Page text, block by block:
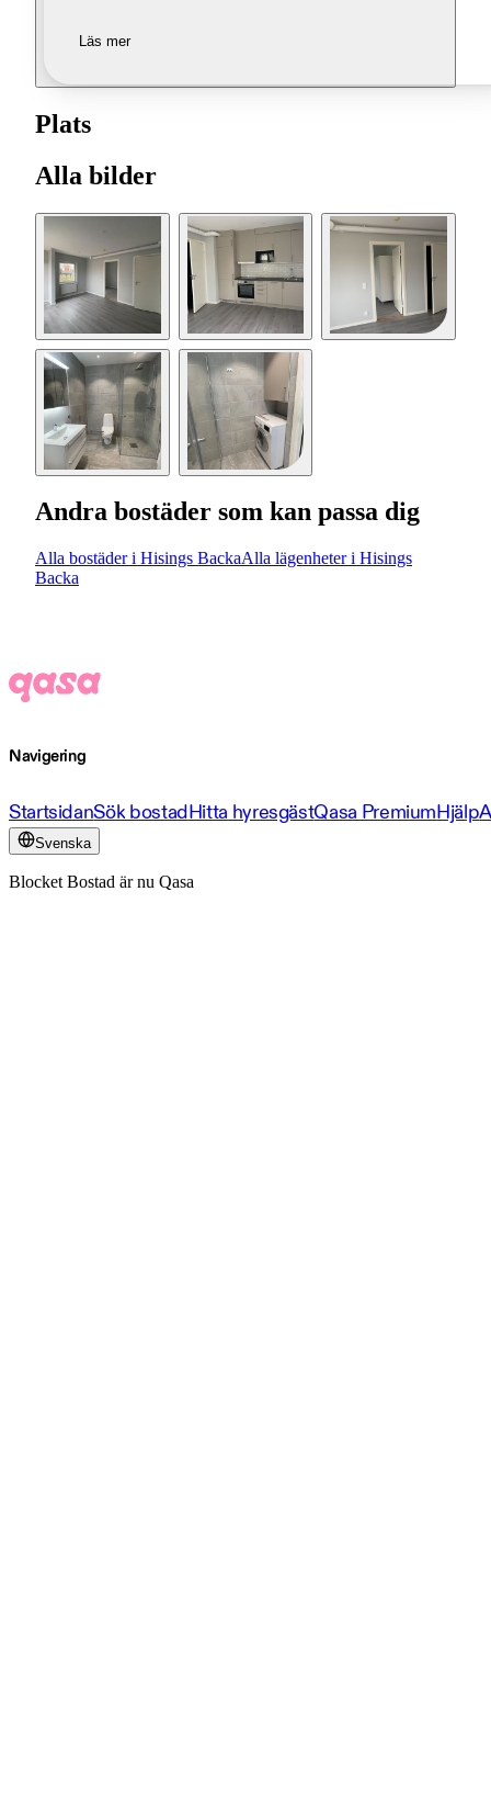
Läs mer
Plats
Alla bilder
Andra bostäder som kan passa dig
Alla bostäder i Hisings BackaAlla lägenheter i Hisings
Backa
Navigering
StartsidanSök bostadHitta hyresgästQasa PremiumHjälp
Svenska
Blocket Bostad är nu Qasa